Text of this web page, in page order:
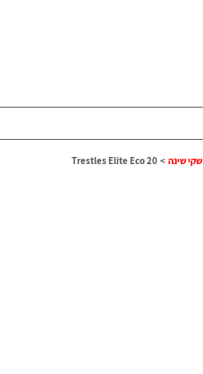
שקי שינה >
Trestles Elite Eco 20